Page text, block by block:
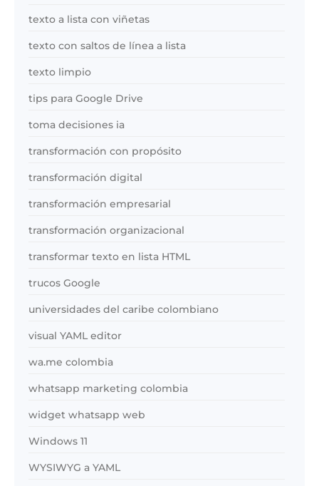
texto a lista con viñetas
texto con saltos de línea a lista
texto limpio
tips para Google Drive
toma decisiones ia
transformación con propósito
transformación digital
transformación empresarial
transformación organizacional
transformar texto en lista HTML
trucos Google
universidades del caribe colombiano
visual YAML editor
wa.me colombia
whatsapp marketing colombia
widget whatsapp web
Windows 11
WYSIWYG a YAML